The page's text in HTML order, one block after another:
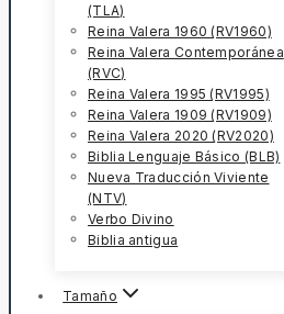
(TLA)
Reina Valera 1960 (RV1960)
Reina Valera Contemporánea
(RVC)
Reina Valera 1995 (RV1995)
Reina Valera 1909 (RV1909)
Reina Valera 2020 (RV2020)
Biblia Lenguaje Básico (BLB)
Nueva Traducción Viviente
(NTV)
Verbo Divino
Biblia antigua
Tamaño